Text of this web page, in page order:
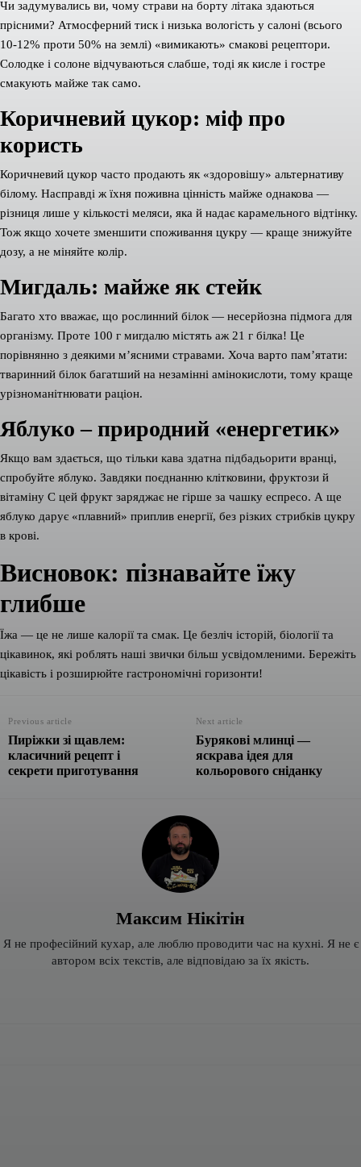
Чи задумувались ви, чому страви на борту літака здаються
прісними? Атмосферний тиск і низька вологість у салоні (всього
10-12% проти 50% на землі) «вимикають» смакові рецептори.
Солодке і солоне відчуваються слабше, тоді як кисле і гостре
смакують майже так само.
Коричневий цукор: міф про
користь
Коричневий цукор часто продають як «здоровішу» альтернативу
білому. Насправді ж їхня поживна цінність майже однакова —
різниця лише у кількості меляси, яка й надає карамельного відтінку.
Тож якщо хочете зменшити споживання цукру — краще знижуйте
дозу, а не міняйте колір.
Мигдаль: майже як стейк
Багато хто вважає, що рослинний білок — несерйозна підмога для
організму. Проте 100 г мигдалю містять аж 21 г білка! Це
порівнянно з деякими м’ясними стравами. Хоча варто пам’ятати:
тваринний білок багатший на незамінні амінокислоти, тому краще
урізноманітнювати раціон.
Яблуко – природний «енергетик»
Якщо вам здається, що тільки кава здатна підбадьорити вранці,
спробуйте яблуко. Завдяки поєднанню клітковини, фруктози й
вітаміну С цей фрукт заряджає не гірше за чашку еспресо. А ще
яблуко дарує «плавний» приплив енергії, без різких стрибків цукру
в крові.
Висновок: пізнавайте їжу
глибше
Їжа — це не лише калорії та смак. Це безліч історій, біології та
цікавинок, які роблять наші звички більш усвідомленими. Бережіть
цікавість і розширюйте гастрономічні горизонти!
Previous article
Пиріжки зі щавлем:
класичний рецепт і
секрети приготування
Next article
Бурякові млинці —
яскрава ідея для
кольорового сніданку
Максим Нікітін
Я не професійний кухар, але люблю проводити час на кухні. Я не є
автором всіх текстів, але відповідаю за їх якість.